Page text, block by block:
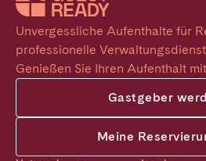
Unvergessliche Aufenthalte für
professionelle
Genießen Sie Ihren Aufenthalt
Gastgeber
Meine